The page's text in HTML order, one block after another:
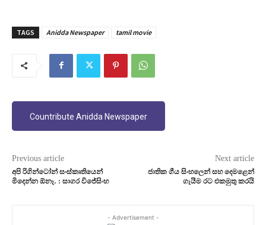
TAGS Anidda Newspaper tamil movie
Countribute Anidda Newspaper
Previous article
අපි රිගින්ටෝන් සංස්කෘතියෙන්
මිදෙන්න ඕනෑ. : සාගර විජේසිංහ
Next article
ජාතික ගීය සිංහලෙන් සහ දෙමළෙන්
ගැයීම රට එකමුතු කරයි
- Advertisement -